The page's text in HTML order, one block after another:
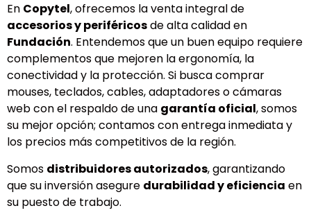
En Copytel, ofrecemos la venta integral de
accesorios y periféricosde alta calidad en
Fundación. Entendemos que un buen equipo requiere
complementos que mejoren la ergonomía, la
conectividad y la protección. Si busca comprar
mouses, teclados, cables, adaptadores o cámaras
web con el respaldo de una garantía oficial, somos
su mejor opción; contamos con entrega inmediata y
los precios más competitivos de la región.
Somos distribuidores autorizados, garantizando
que su inversión asegure durabilidad y eficiencia en
su puesto de trabajo.